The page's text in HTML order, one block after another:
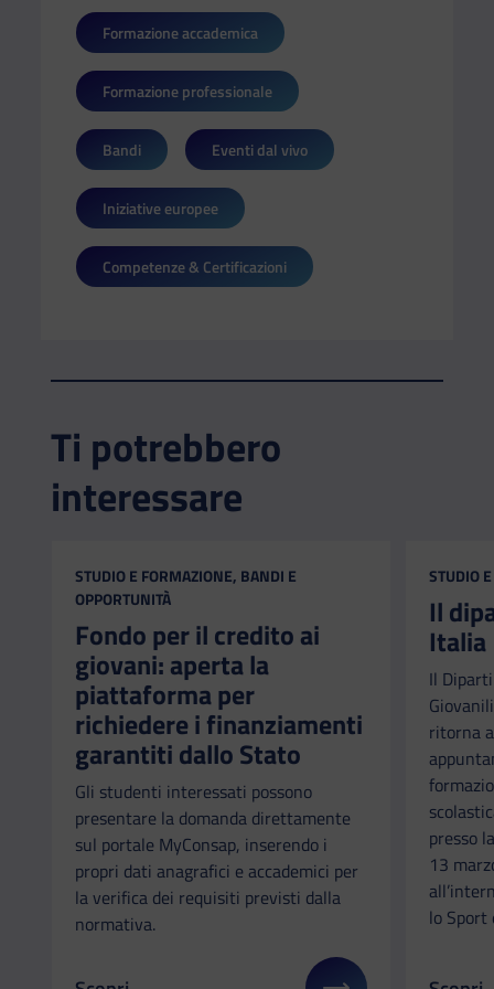
Formazione accademica
Formazione professionale
Bandi Eventi dal vivo
Iniziative europee
Competenze & Certificazioni
Ti potrebbero
interessare
CATEGORIA:
STUDIO E FORMAZIONE, BANDI E
OPPORTUNITÀ
Fondo per il credito ai
giovani: aperta la
piattaforma per
richiedere i finanziamenti
garantiti dallo Stato
Gli studenti interessati possono
presentare la domanda direttamente
sul portale MyConsap, inserendo i
propri dati anagrafici e accademici per
la verifica dei requisiti previsti dalla
normativa.
STUDIO
Il
Italia
Il
ritorna
presso
13
lo Sport